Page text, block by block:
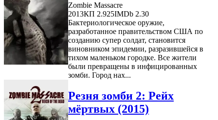
Zombie Massacre
2013КП 2.925IMDb 2.30
Бактериологическое оружие,
разработанное правительством США по
созданию супер солдат, становится
виновником эпидемии, разразившейся в
тихом маленьком городке. Все жители
были превращены в инфицированных
зомби. Город нах...
Резня зомби 2: Рейх
мёртвых (2015)